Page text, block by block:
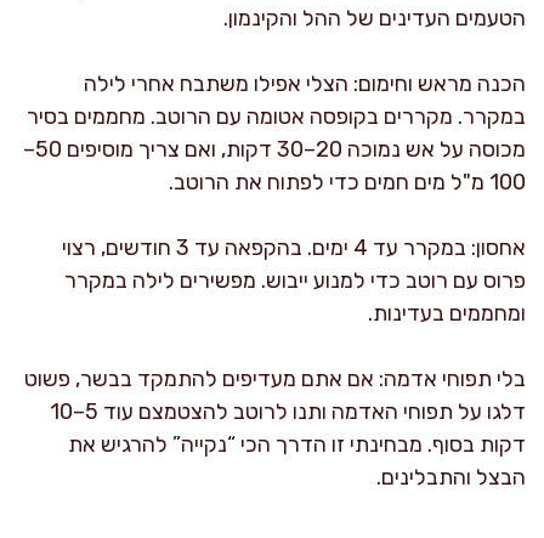
הטעמים העדינים של ההל והקינמון.
הכנה מראש וחימום: הצלי אפילו משתבח אחרי לילה
במקרר. מקררים בקופסה אטומה עם הרוטב. מחממים בסיר
מכוסה על אש נמוכה 20–30 דקות, ואם צריך מוסיפים 50–
100 מ"ל מים חמים כדי לפתוח את הרוטב.
אחסון: במקרר עד 4 ימים. בהקפאה עד 3 חודשים, רצוי
פרוס עם רוטב כדי למנוע ייבוש. מפשירים לילה במקרר
ומחממים בעדינות.
בלי תפוחי אדמה: אם אתם מעדיפים להתמקד בבשר, פשוט
דלגו על תפוחי האדמה ותנו לרוטב להצטמצם עוד 5–10
דקות בסוף. מבחינתי זו הדרך הכי “נקייה” להרגיש את
הבצל והתבלינים.